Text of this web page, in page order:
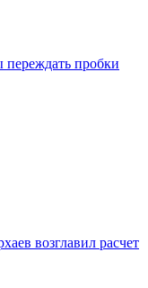
переждать пробки
возглавил расчет